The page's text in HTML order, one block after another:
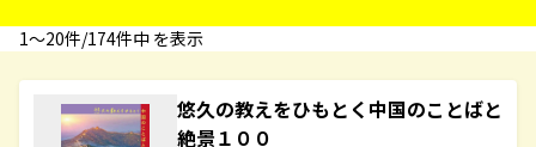
1〜20件/174件中 を表示
悠久の教えをひもとく中国のことばと
絶景１００